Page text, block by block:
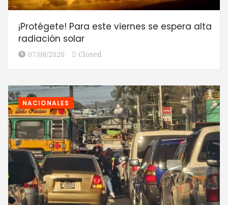
¡Protégete! Para este viernes se espera alta
radiación solar
07/08/2026 Closed
NACIONALES